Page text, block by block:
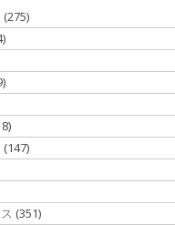
(275)
(147)
(351)